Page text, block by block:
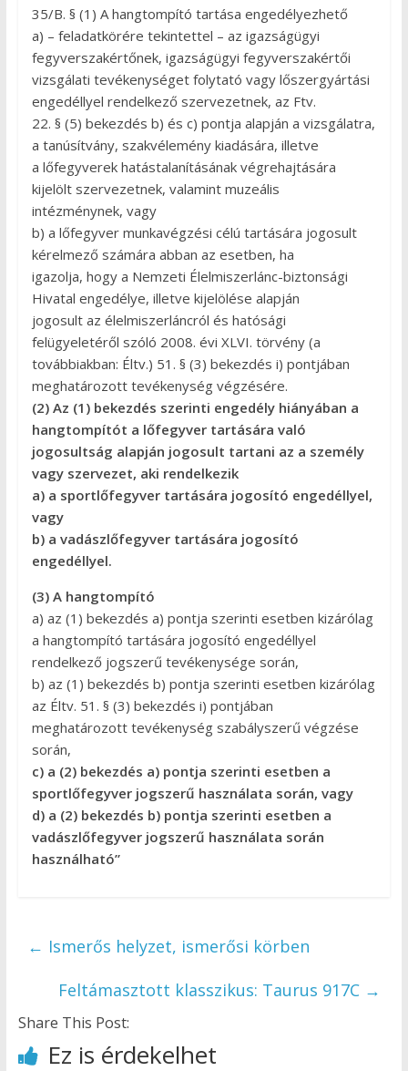
35/B. § (1) A hangtompító tartása engedélyezhető
a) – feladatkörére tekintettel – az igazságügyi
fegyverszakértőnek, igazságügyi fegyverszakértői
vizsgálati tevékenységet folytató vagy lőszergyártási
engedéllyel rendelkező szervezetnek, az Ftv.
22. § (5) bekezdés b) és c) pontja alapján a vizsgálatra,
a tanúsítvány, szakvélemény kiadására, illetve
a lőfegyverek hatástalanításának végrehajtására
kijelölt szervezetnek, valamint muzeális
intézménynek, vagy
b) a lőfegyver munkavégzési célú tartására jogosult
kérelmező számára abban az esetben, ha
igazolja, hogy a Nemzeti Élelmiszerlánc-biztonsági
Hivatal engedélye, illetve kijelölése alapján
jogosult az élelmiszerláncról és hatósági
felügyeletéről szóló 2008. évi XLVI. törvény (a
továbbiakban: Éltv.) 51. § (3) bekezdés i) pontjában
meghatározott tevékenység végzésére.
(2) Az (1) bekezdés szerinti engedély hiányában a
hangtompítót a lőfegyver tartására való
jogosultság alapján jogosult tartani az a személy
vagy szervezet, aki rendelkezik
a) a sportlőfegyver tartására jogosító engedéllyel,
vagy
b) a vadászlőfegyver tartására jogosító
engedéllyel.
(3) A hangtompító
a) az (1) bekezdés a) pontja szerinti esetben kizárólag
a hangtompító tartására jogosító engedéllyel
rendelkező jogszerű tevékenysége során,
b) az (1) bekezdés b) pontja szerinti esetben kizárólag
az Éltv. 51. § (3) bekezdés i) pontjában
meghatározott tevékenység szabályszerű végzése
során,
c) a (2) bekezdés a) pontja szerinti esetben a
sportlőfegyver jogszerű használata során, vagy
d) a (2) bekezdés b) pontja szerinti esetben a
vadászlőfegyver jogszerű használata során
használható”
← Ismerős helyzet, ismerősi körben
Feltámasztott klasszikus: Taurus 917C →
Share This Post:
Ez is érdekelhet